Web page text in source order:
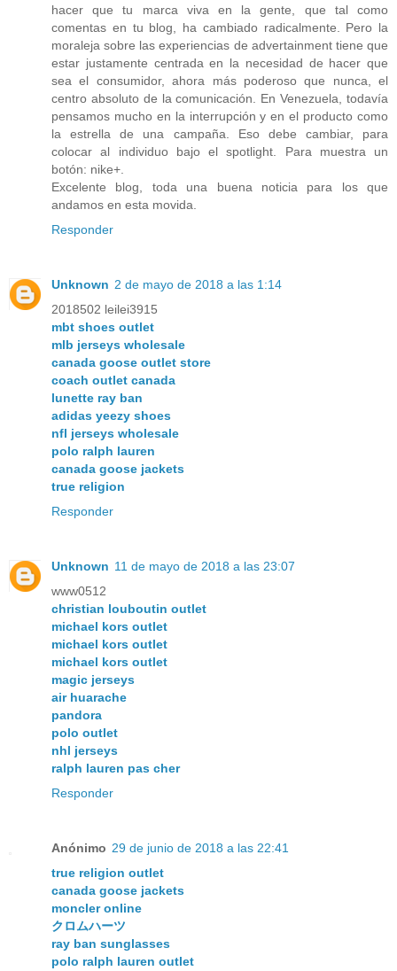
hacer que tu marca viva en la gente, que tal como
comentas en tu blog, ha cambiado radicalmente. Pero la
moraleja sobre las experiencias de advertainment tiene que
estar justamente centrada en la necesidad de hacer que
sea el consumidor, ahora más poderoso que nunca, el
centro absoluto de la comunicación. En Venezuela, todavía
pensamos mucho en la interrupción y en el producto como
la estrella de una campaña. Eso debe cambiar, para
colocar al individuo bajo el spotlight. Para muestra un
botón: nike+.
Excelente blog, toda una buena noticia para los que
andamos en esta movida.
Responder
Unknown 2 de mayo de 2018 a las 1:14
2018502 leilei3915
mbt shoes outlet
mlb jerseys wholesale
canada goose outlet store
coach outlet canada
lunette ray ban
adidas yeezy shoes
nfl jerseys wholesale
polo ralph lauren
canada goose jackets
true religion
Responder
Unknown 11 de mayo de 2018 a las 23:07
www0512
christian louboutin outlet
michael kors outlet
michael kors outlet
michael kors outlet
magic jerseys
air huarache
pandora
polo outlet
nhl jerseys
ralph lauren pas cher
Responder
Anónimo 29 de junio de 2018 a las 22:41
true religion outlet
canada goose jackets
moncler online
クロムハーツ
ray ban sunglasses
polo ralph lauren outlet